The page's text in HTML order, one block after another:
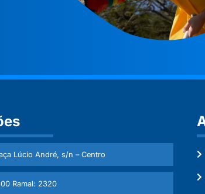
Lúcio André, s/n – Centro
Ramal: 2320